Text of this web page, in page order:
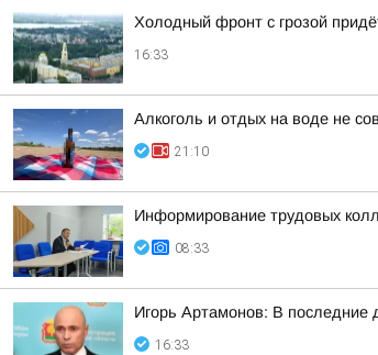
Холодный фронт с грозой
16:33
Алкоголь и отдых на воде не
21:10
Информирование трудовых
08:33
Игорь Артамонов: В последние
16:33